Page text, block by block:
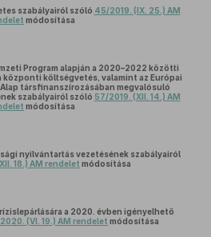
szabályairól szóló 45/2019. (IX. 25.) AM
módosítása
Program alapján a 2020–2022 közötti
költségvetés, valamint az Európai
társfinanszírozásában megvalósuló
szabályairól szóló 57/2019. (XII. 14.) AM
módosítása
nyilvántartás vezetésének szabályairól
18.) AM rendelet módosítása
a 2020. évben igényelhető
(VI. 19.) AM rendelet módosítása